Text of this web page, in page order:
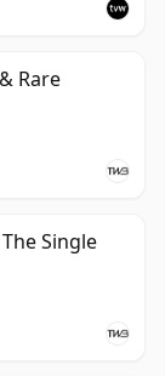
Rare
Single